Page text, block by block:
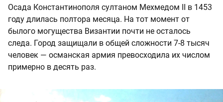
Осада Константинополя султаном Мехмедом II в 1453
году длилась полтора месяца. На тот момент от
былого могущества Византии почти не осталось
следа. Город защищали в общей сложности 7-8 тысяч
человек — османская армия превосходила их числом
примерно в десять раз.